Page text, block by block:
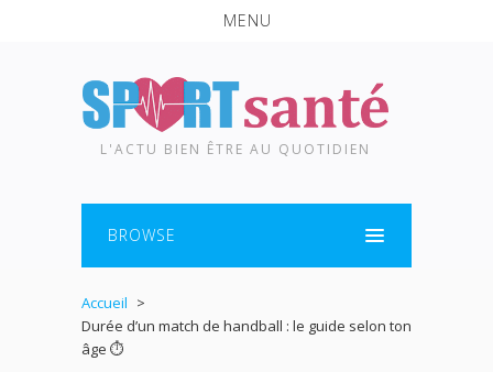
MENU
L'ACTU BIEN ÊTRE AU QUOTIDIEN
BROWSE
Accueil
Durée d’un match de handball : le guide selon ton
âge ⏱️